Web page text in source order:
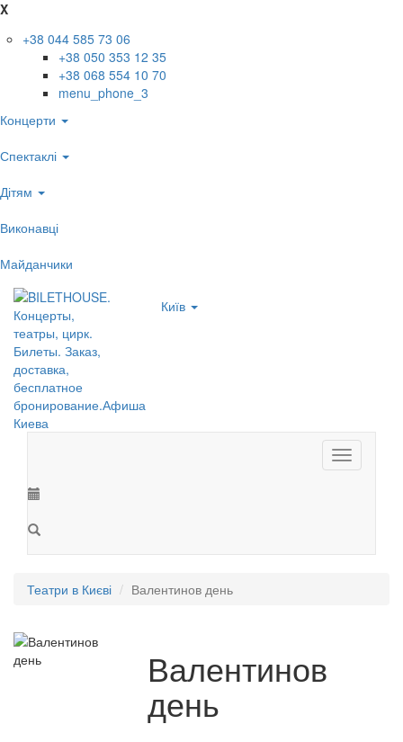
X
+38 044 585 73 06
+38 050 353 12 35
+38 068 554 10 70
menu_phone_3
Концерти
Спектаклі
Дітям
Виконавці
Майданчики
Київ
Toggle
navigation
Театри в Києві Валентинов день
Валентинов
день